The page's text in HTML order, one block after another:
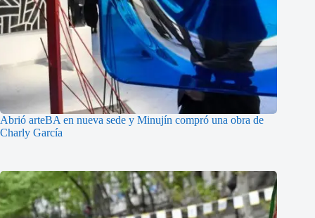
Abrió arteBA en nueva sede y Minujín compró una obra de
Charly García